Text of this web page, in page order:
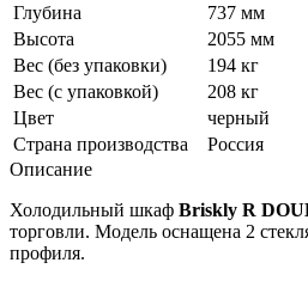
Глубина
737 мм
Высота
2055 мм
Вес (без упаковки)
194 кг
Вес (с упаковкой)
208 кг
Цвет
черный
Страна производства
Россия
Описание
Холодильный шкаф Briskly R
торговли. Модель оснащена 2
профиля.